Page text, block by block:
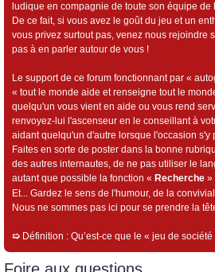
ludique en compagnie de toute son équipe de
De ce fait, si vous avez le goût du jeu et un
vous privez surtout pas, venez nous rejoindre
pas à en parler autour de vous !
Le support de ce forum fonctionnant par «
« tout le monde aide et renseigne tout le
quelqu'un vous vient en aide ou vous rend
renvoyez-lui l'ascenseur en le conseillant à
aidant quelqu'un d'autre lorsque l'occasion s'y
Faites en sorte de poster dans la bonne
des autres internautes, de ne pas utiliser le
autant que possible la fonction « Recherche »
Et... Gardez le sens de l'humour, de la
Nous ne sommes pas ici pour se prendre la
➯ Définition : Qu’est-ce que le « jeu de